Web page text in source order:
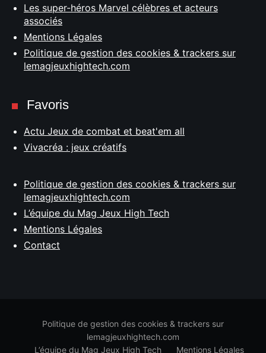
Les super-héros Marvel célèbres et acteurs
associés
Mentions Légales
Politique de gestion des cookies & trackers sur
lemagjeuxhightech.com
Favoris
Actu Jeux de combat et beat'em all
Vivacréa : jeux créatifs
Politique de gestion des cookies & trackers sur
lemagjeuxhightech.com
L’équipe du Mag Jeux High Tech
Mentions Légales
Contact
Politique de gestion des cookies & trackers sur
lemagjeuxhightech.com
L’équipe du Mag Jeux High Tech
Mentions Légales